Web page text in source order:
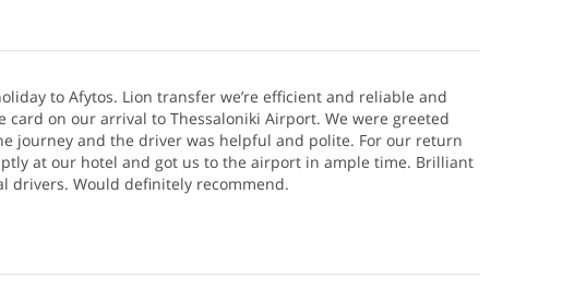
to Afytos. Lion transfer we’re efficient and reliable and
card on our arrival to Thessaloniki Airport. We were greeted
journey and the driver was helpful and polite. For our return
at our hotel and got us to the airport in ample time. Brilliant
drivers. Would definitely recommend.